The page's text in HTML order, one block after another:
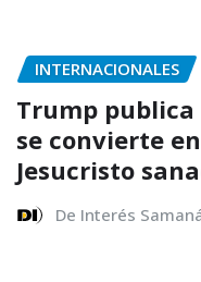
INTERNACIONALES
Trump
se convierte
Jesucristo
De Interés